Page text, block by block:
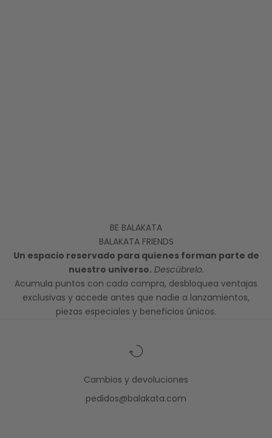
BE BALAKATA
BALAKATA FRIENDS
Un espacio reservado para quienes forman parte de
nuestro universo. Descúbrelo.
Acumula puntos con cada compra, desbloquea ventajas
exclusivas y accede antes que nadie a lanzamientos,
piezas especiales y beneficios únicos.
Cambios y devoluciones
pedidos@balakata.com